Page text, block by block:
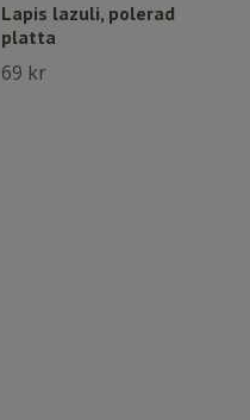
Lapis lazuli, polerad
platta
69 kr